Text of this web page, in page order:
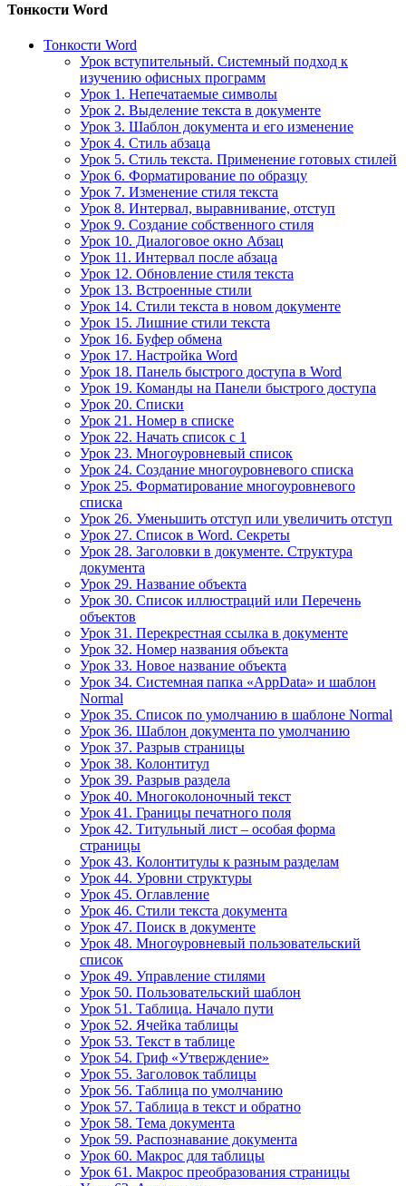
Тонкости Word
Тонкости Word
Урок вступительный. Системный подход к
изучению офисных программ
Урок 1. Непечатаемые символы
Урок 2. Выделение текста в документе
Урок 3. Шаблон документа и его изменение
Урок 4. Стиль абзаца
Урок 5. Стиль текста. Применение готовых стилей
Урок 6. Форматирование по образцу
Урок 7. Изменение стиля текста
Урок 8. Интервал, выравнивание, отступ
Урок 9. Создание собственного стиля
Урок 10. Диалоговое окно Абзац
Урок 11. Интервал после абзаца
Урок 12. Обновление стиля текста
Урок 13. Встроенные стили
Урок 14. Стили текста в новом документе
Урок 15. Лишние стили текста
Урок 16. Буфер обмена
Урок 17. Настройка Word
Урок 18. Панель быстрого доступа в Word
Урок 19. Команды на Панели быстрого доступа
Урок 20. Списки
Урок 21. Номер в списке
Урок 22. Начать список с 1
Урок 23. Многоуровневый список
Урок 24. Создание многоуровневого списка
Урок 25. Форматирование многоуровневого
списка
Урок 26. Уменьшить отступ или увеличить отступ
Урок 27. Список в Word. Секреты
Урок 28. Заголовки в документе. Структура
документа
Урок 29. Название объекта
Урок 30. Список иллюстраций или Перечень
объектов
Урок 31. Перекрестная ссылка в документе
Урок 32. Номер названия объекта
Урок 33. Новое название объекта
Урок 34. Системная папка «AppData» и шаблон
Normal
Урок 35. Список по умолчанию в шаблоне Normal
Урок 36. Шаблон документа по умолчанию
Урок 37. Разрыв страницы
Урок 38. Колонтитул
Урок 39. Разрыв раздела
Урок 40. Многоколоночный текст
Урок 41. Границы печатного поля
Урок 42. Титульный лист – особая форма
страницы
Урок 43. Колонтитулы к разным разделам
Урок 44. Уровни структуры
Урок 45. Оглавление
Урок 46. Стили текста документа
Урок 47. Поиск в документе
Урок 48. Многоуровневый пользовательский
список
Урок 49. Управление стилями
Урок 50. Пользовательский шаблон
Урок 51. Таблица. Начало пути
Урок 52. Ячейка таблицы
Урок 53. Текст в таблице
Урок 54. Гриф «Утверждение»
Урок 55. Заголовок таблицы
Урок 56. Таблица по умолчанию
Урок 57. Таблица в текст и обратно
Урок 58. Тема документа
Урок 59. Распознавание документа
Урок 60. Макрос для таблицы
Урок 61. Макрос преобразования страницы